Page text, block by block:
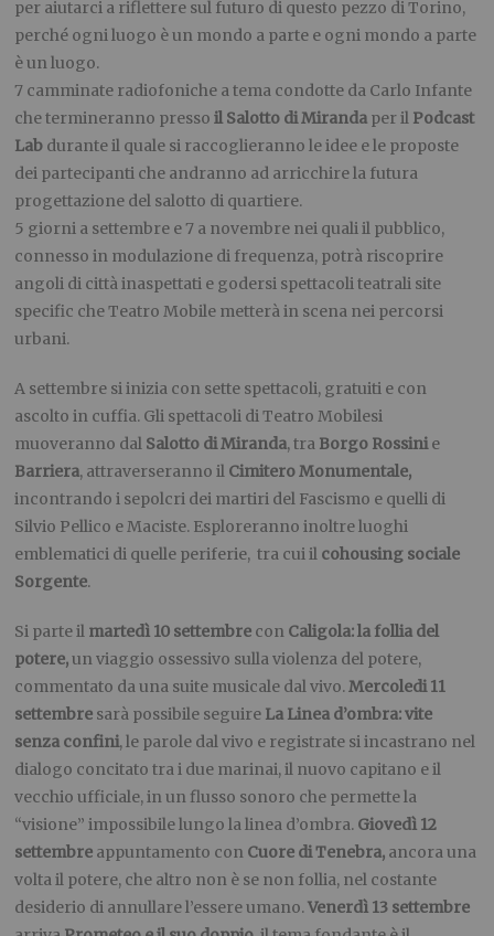
per aiutarci a riflettere sul futuro di questo pezzo di Torino,
perché ogni luogo è un mondo a parte e ogni mondo a parte
è un luogo.
7 camminate radiofoniche a tema condotte da Carlo Infante
che termineranno pressoil Salotto di Miranda per il Podcast
Lab durante il quale si raccoglieranno le idee e le proposte
dei partecipanti che andranno ad arricchire la futura
progettazione del salotto di quartiere.
5 giorni a settembre e 7 a novembre nei quali il pubblico,
connesso in modulazione di frequenza, potrà riscoprire
angoli di città inaspettati e godersi spettacoli teatrali site
specific che Teatro Mobile metterà in scena nei percorsi
urbani.
A settembre si inizia con sette spettacoli, gratuiti e con
ascolto in cuffia. Gli spettacoli di Teatro Mobilesi
muoveranno dal Salotto di Miranda, tra Borgo Rossinie
Barriera, attraverseranno il Cimitero Monumentale,
incontrando i sepolcri dei martiri del Fascismo e quelli di
Silvio Pellico e Maciste. Esploreranno inoltre luoghi
emblematici di quelle periferie, tra cui il cohousing sociale
Sorgente.
Si parteil martedì 10 settembre con Caligola: la follia del
potere,un viaggio ossessivo sulla violenza del potere,
commentato da una suite musicale dal vivo.Mercoledi 11
settembre sarà possibile seguire La Linea d’ombra: vite
senza confini, le parole dal vivo e registrate si incastrano nel
dialogo concitato tra i due marinai, il nuovo capitano e il
vecchio ufficiale, in un flusso sonoro che permette la
“visione” impossibile lungo la linea d’ombra. Giovedì 12
settembre appuntamento con Cuore di Tenebra, ancora una
volta il potere, che altro non è se non follia, nel costante
desiderio di annullare l’essere umano.Venerdì 13 settembre